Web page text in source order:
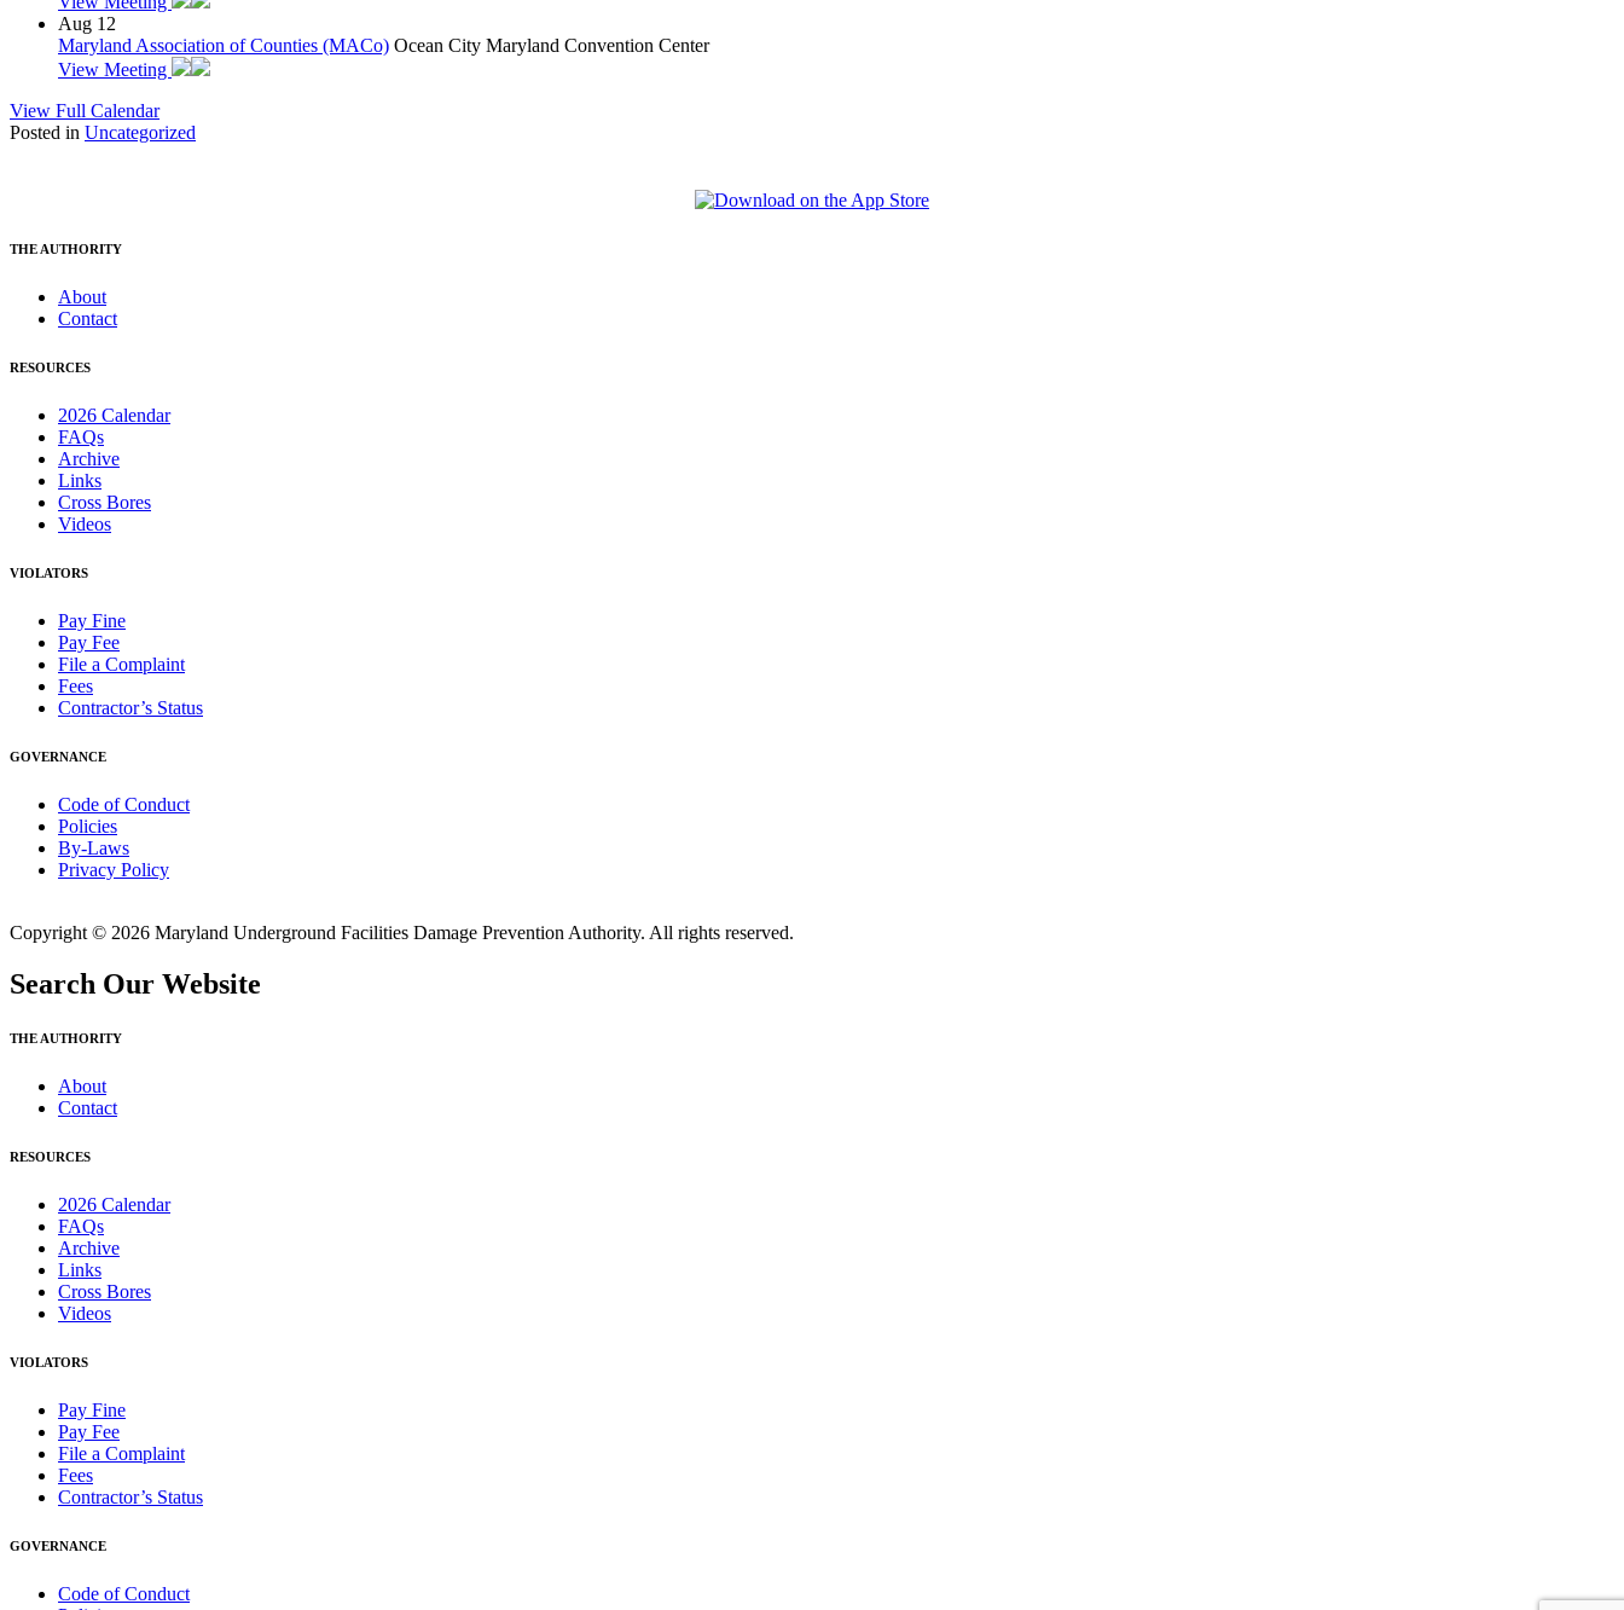
Aug 12
Maryland Association of Counties (MACo) Ocean City Maryland Convention Center
View Meeting
View Full Calendar
Posted in Uncategorized
THE AUTHORITY
About
Contact
RESOURCES
2026 Calendar
FAQs
Archive
Links
Cross Bores
Videos
VIOLATORS
Pay Fine
Pay Fee
File a Complaint
Fees
Contractor’s Status
GOVERNANCE
Code of Conduct
Policies
By-Laws
Privacy Policy
Copyright © 2026 Maryland Underground Facilities Damage Prevention Authority. All rights reserved.
Search Our Website
THE AUTHORITY
About
Contact
RESOURCES
2026 Calendar
FAQs
Archive
Links
Cross Bores
Videos
VIOLATORS
Pay Fine
Pay Fee
File a Complaint
Fees
Contractor’s Status
GOVERNANCE
Code of Conduct